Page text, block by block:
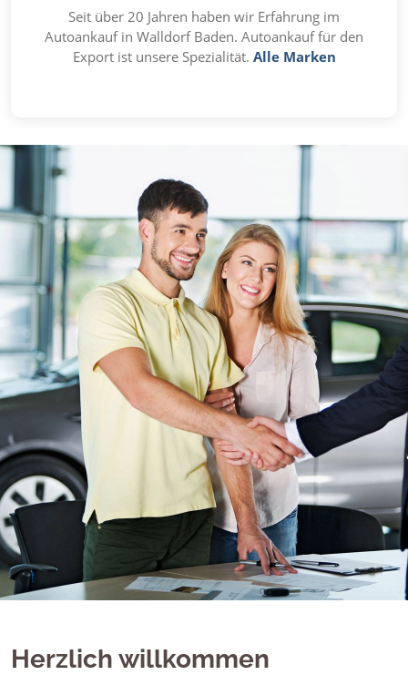
Seit über 20 Jahren haben wir Erfahrung im
Autoankauf in Walldorf Baden. Autoankauf für den
Export ist unsere Spezialität. Alle Marken
Herzlich willkommen